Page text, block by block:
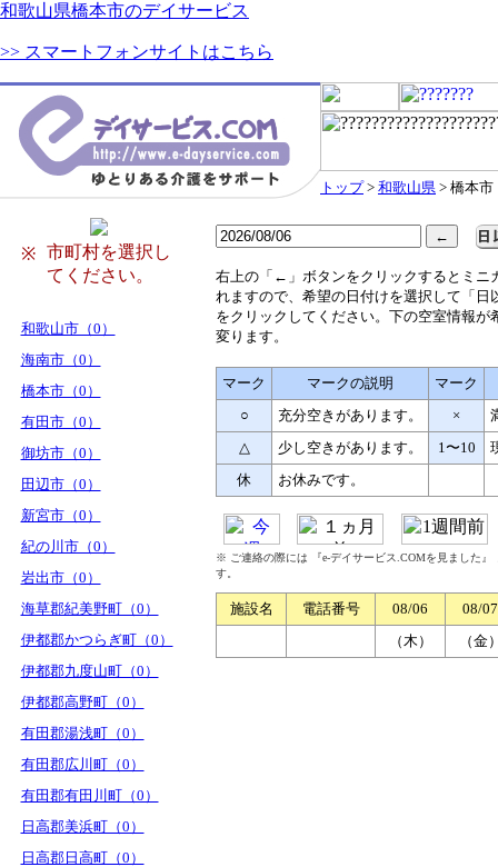
和歌山県橋本市のデイサービス
>> スマートフォンサイトはこちら
トップ> 和歌山県 > 橋本市
※
市町村を選択し
てください。
和歌山市（0）
海南市（0）
橋本市（0）
有田市（0）
御坊市（0）
田辺市（0）
新宮市（0）
紀の川市（0）
岩出市（0）
海草郡紀美野町（0）
伊都郡かつらぎ町（0）
伊都郡九度山町（0）
伊都郡高野町（0）
有田郡湯浅町（0）
有田郡広川町（0）
有田郡有田川町（0）
日高郡美浜町（0）
日高郡日高町（0）
右上の「←」ボタンをクリックするとミニ
れますので、希望の日付けを選択して「日
をクリックしてください。下の空室情報が
変ります。
マーク マークの説明
マーク
○
充分空きがあります。 ×
△
少し空きがあります。 1〜10
休
お休みです。
※ ご連絡の際には 『e-デイサービス.COMを見ました
す。
施設名 電話番号 08/06
08/07
（木）
（金